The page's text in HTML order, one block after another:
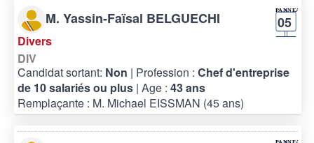
M. Yassin-Faïsal BELGUECHI 05
Divers
DIV
Candidat sortant: Non | Profession : Chef d'entreprise
de 10 salariés ou plus | Age : 43 ans
Remplaçante : M. Michael EISSMAN (45 ans)